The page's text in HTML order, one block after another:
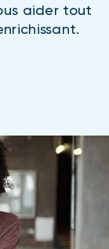
aider tout